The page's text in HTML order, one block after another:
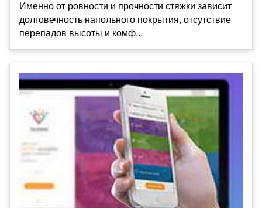
Именно от ровности и прочности стяжки зависит
долговечность напольного покрытия, отсутствие
перепадов высоты и комф...